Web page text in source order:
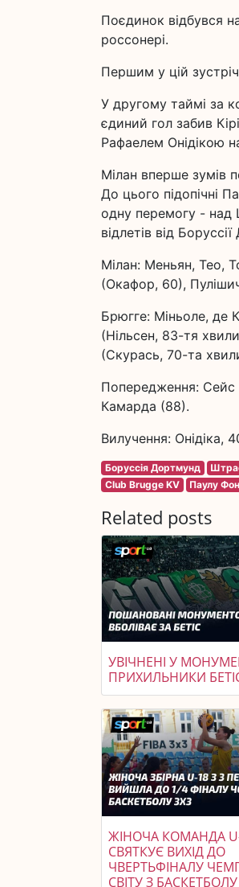
Поєдинок відбувся
россонері.
Першим у цій
У другому таймі за
єдиний гол забив
Рафаелем Онідікою
Мілан вперше зумів
До цього підопічні
одну перемогу - над
відлетів від
Мілан: Меньян, Тео,
(Окафор, 60),
Брюгге: Міньоле, де
(Нільсен, 83-тя
(Скурась, 70-та
Попередження: Сейс
Камарда (88).
Вилучення: Онідіка,
Боруссія Дортмунд
Club Brugge KV
Паулу
Related posts
УВІЧНЕНІ У
ПРИХИЛЬНИКИ
ЖІНОЧА КОМАНДА
СВЯТКУЄ ВИХІД ДО
ЧВЕРТЬФІНАЛУ
СВІТУ З БАСКЕТБОЛУ